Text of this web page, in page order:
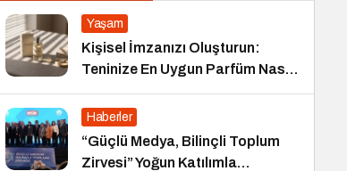
Yaşam
Kişisel İmzanızı Oluşturun:
Teninize En Uygun Parfüm Nasıl
Seçilir?
Haberler
“Güçlü Medya, Bilinçli Toplum
Zirvesi” Yoğun Katılımla